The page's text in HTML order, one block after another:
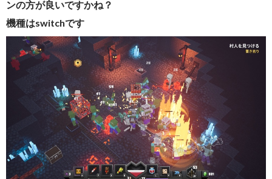
ンの方が良いですかね？
機種はswitchです